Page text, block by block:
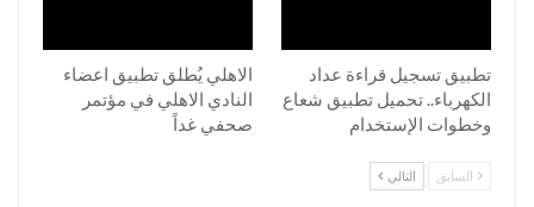
تطبيق تسجيل قراءة عداد
الكهرباء.. تحميل تطبيق شعاع
وخطوات الإستخدام
الاهلي يُطلق تطبيق اعضاء
النادي الاهلي في مؤتمر
صحفي غداً
السابق التالي